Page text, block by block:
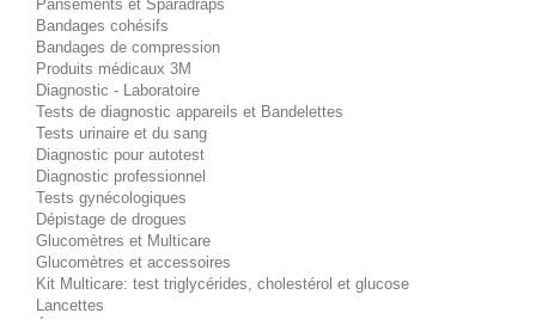
Pansements et Sparadraps
Bandages cohésifs
Bandages de compression
Produits médicaux 3M
Diagnostic - Laboratoire
Tests de diagnostic appareils et Bandelettes
Tests urinaire et du sang
Diagnostic pour autotest
Diagnostic professionnel
Tests gynécologiques
Dépistage de drogues
Glucomètres et Multicare
Glucomètres et accessoires
Kit Multicare: test triglycérides, cholestérol et glucose
Lancettes